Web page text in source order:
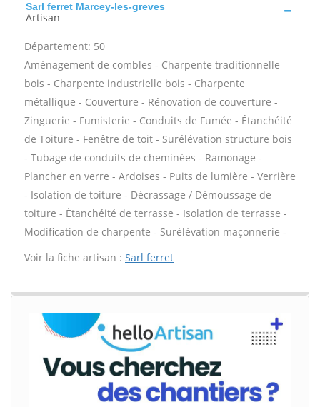
Sarl ferret Marcey-les-greves
Artisan
Département: 50
Aménagement de combles - Charpente traditionnelle
bois - Charpente industrielle bois - Charpente
métallique - Couverture - Rénovation de couverture -
Zinguerie - Fumisterie - Conduits de Fumée - Étanchéité
de Toiture - Fenêtre de toit - Surélévation structure bois
- Tubage de conduits de cheminées - Ramonage -
Plancher en verre - Ardoises - Puits de lumière - Verrière
- Isolation de toiture - Décrassage / Démoussage de
toiture - Étanchéité de terrasse - Isolation de terrasse -
Modification de charpente - Surélévation maçonnerie -
Voir la fiche artisan : Sarl ferret